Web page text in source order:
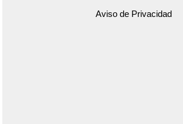
Aviso de Privacidad